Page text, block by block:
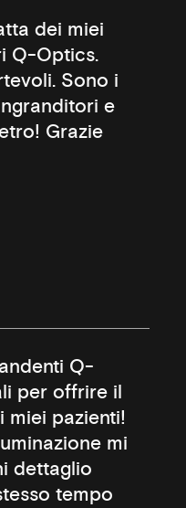
dei miei
Q-Optics.
Sono i
e
Grazie
Q-
per offrire il
miei pazienti!
mi
dettaglio
tempo